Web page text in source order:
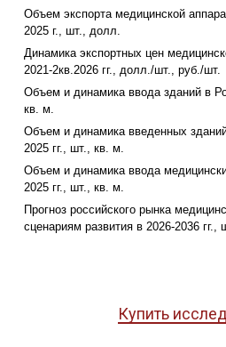
Объем экспорта медицинской
2025 г., шт., долл.
Динамика экспортных цен
2021-2кв.2026 гг., долл./шт., руб./шт.
Объем и динамика ввода зданий в
кв. м.
Объем и динамика введенных
2025 гг., шт., кв. м.
Объем и динамика ввода
2025 гг., шт., кв. м.
Прогноз российского рынка
сценариям развития в 2026-2036 гг.,
Купить